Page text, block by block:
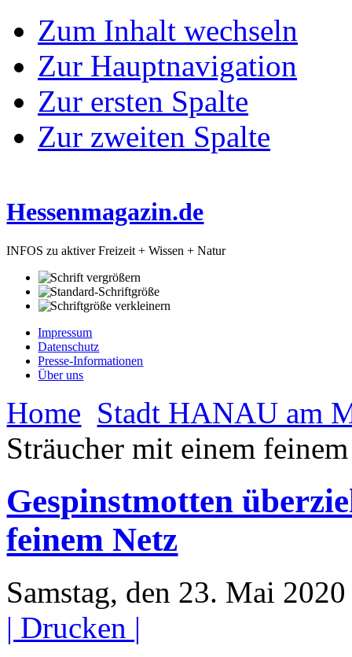
Zum Inhalt wechseln
Zur Hauptnavigation
Zur ersten Spalte
Zur zweiten Spalte
Hessenmagazin.de
INFOS zu aktiver Freizeit + Wissen + Natur
Impressum
Datenschutz
Presse-Informationen
Über uns
Home Stadt HANAU am
Sträucher mit einem
Gespinstmotten
feinem Netz
Samstag, den 23. Mai
| Drucken |